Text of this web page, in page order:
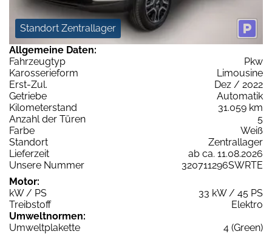
Standort Zentrallager
Allgemeine Daten:
Fahrzeugtyp
Pkw
Karosserieform
Limousine
Erst-Zul.
Dez / 2022
Getriebe
Automatik
Kilometerstand
31.059 km
Anzahl der Türen
5
Farbe
Weiß
Standort
Zentrallager
Lieferzeit
ab ca. 11.08.2026
Unsere Nummer
320711296SWRTE
Motor:
kW / PS
33 kW / 45 PS
Treibstoff
Elektro
Umweltnormen:
Umweltplakette
4 (Green)